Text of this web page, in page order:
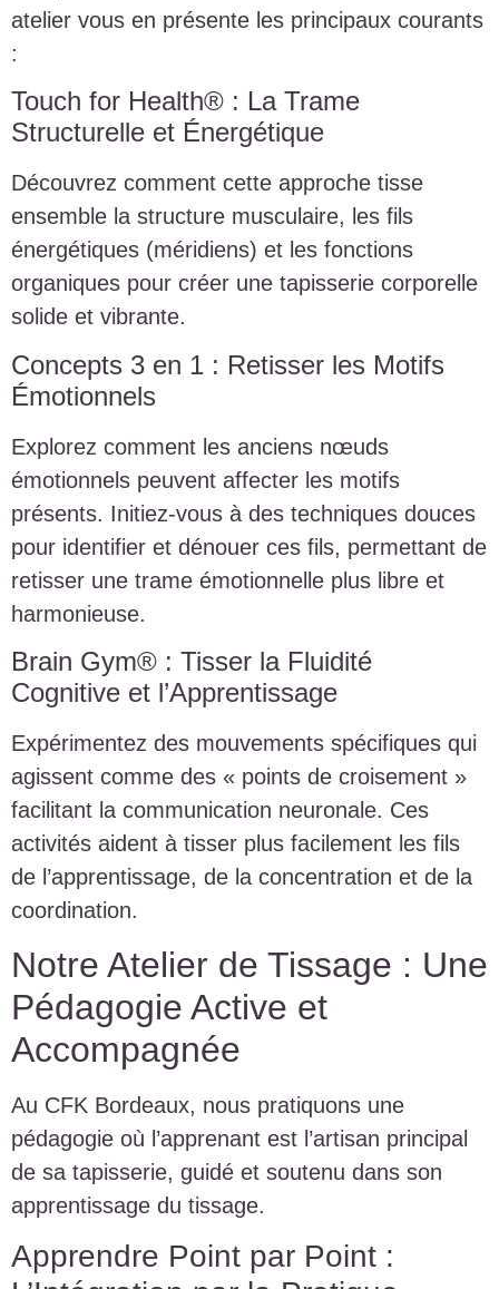
atelier vous en présente les principaux courants
:
Touch for Health® : La Trame
Structurelle et Énergétique
Découvrez comment cette approche tisse
ensemble la structure musculaire, les fils
énergétiques (méridiens) et les fonctions
organiques pour créer une tapisserie corporelle
solide et vibrante.
Concepts 3 en 1 : Retisser les Motifs
Émotionnels
Explorez comment les anciens nœuds
émotionnels peuvent affecter les motifs
présents. Initiez-vous à des techniques douces
pour identifier et dénouer ces fils, permettant de
retisser une trame émotionnelle plus libre et
harmonieuse.
Brain Gym® : Tisser la Fluidité
Cognitive et l’Apprentissage
Expérimentez des mouvements spécifiques qui
agissent comme des « points de croisement »
facilitant la communication neuronale. Ces
activités aident à tisser plus facilement les fils
de l’apprentissage, de la concentration et de la
coordination.
Notre Atelier de Tissage : Une
Pédagogie Active et
Accompagnée
Au CFK Bordeaux, nous pratiquons une
pédagogie où l’apprenant est l’artisan principal
de sa tapisserie, guidé et soutenu dans son
apprentissage du tissage.
Apprendre Point par Point :